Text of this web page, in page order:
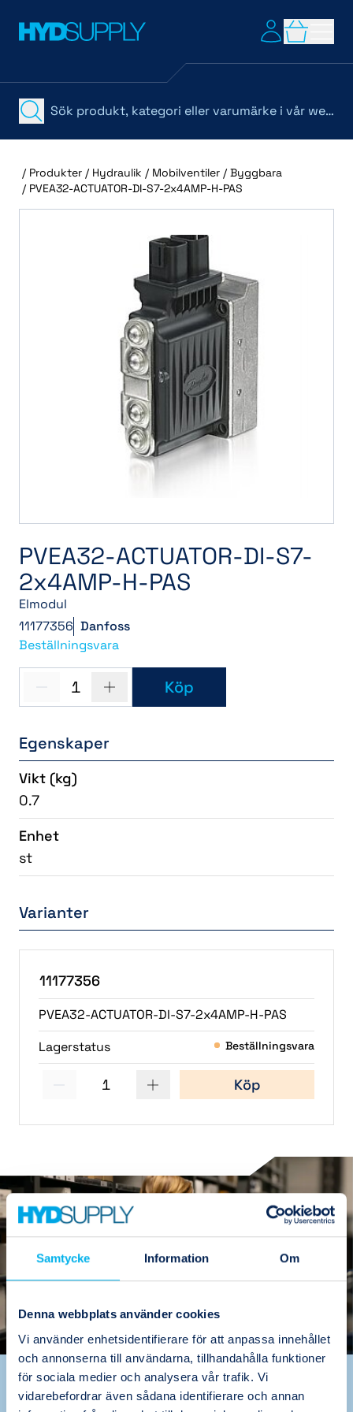
Samtycke Information Om
Denna webbplats använder cookies
Vi använder enhetsidentifierare för att anpassa innehållet
och annonserna till användarna, tillhandahålla funktioner
för sociala medier och analysera vår trafik. Vi
vidarebefordrar även sådana identifierare och annan
/ Produkter / Hydraulik / Mobilventiler / Byggbara
/ PVEA32-ACTUATOR-DI-S7-2x4AMP-H-PAS
PVEA32-ACTUATOR-DI-S7-
2x4AMP-H-PAS
Elmodul
11177356 Danfoss
Beställningsvara
1 Köp
Egenskaper
Vikt (kg)
0.7
Enhet
st
Varianter
11177356
PVEA32-ACTUATOR-DI-S7-2x4AMP-H-PAS
Lagerstatus
Beställningsvara
1 Köp
Värdeskapande